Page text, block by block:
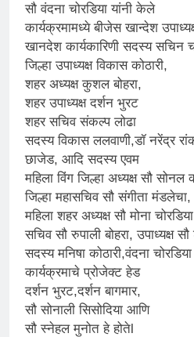
सौ वंदना चोरडिया यांनी केले
कार्यक्रमामध्ये बीजेस खान्देश
खानदेश कार्यकारिणी सदस्य सचिन
जिल्हा उपाध्यक्ष विकास कोठारी,
शहर अध्यक्ष कुशल बोहरा,
शहर उपाध्यक्ष दर्शन भुरट
शहर सचिव संकल्प लोढा
सदस्य विकास ललवाणी,डॉ नरेंद्र
छाजेड, आदि सदस्य एवम
महिला विंग जिल्हा अध्यक्ष सौ सोनल
जिल्हा महासचिव सौ संगीता मंडलेचा,
महिला शहर अध्यक्ष सौ मोना
सचिव सौ रुपाली बोहरा, उपाध्यक्ष
सदस्य मनिषा कोठारी,वंदना
कार्यक्रमाचे प्रोजेक्ट हेड
दर्शन भुरट,दर्शन बागमार,
सौ सोनाली सिसोदिया आणि
सौ स्नेहल मुनोत हे होतेl